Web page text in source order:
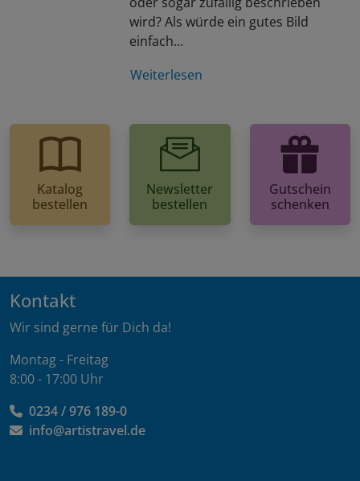
wird? Als würde ein gutes Bild
einfach…
Weiterlesen
Katalog
bestellen
Newsletter
bestellen
Gutschein
schenken
Kontakt
Wir sind gerne für Dich da!
Montag - Freitag
8:00 - 17:00 Uhr
0234 / 976 189-0
info@artistravel.de